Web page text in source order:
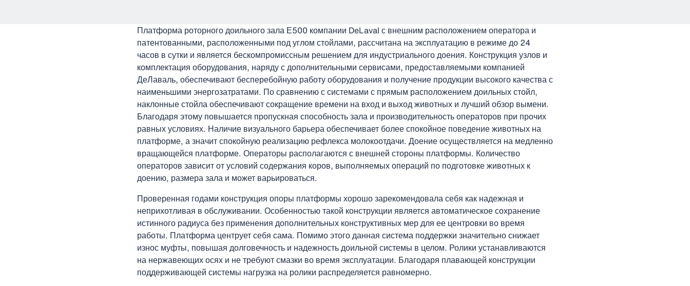
Платформа роторного доильного зала Е500 компании DeLaval с внешним расположением оператора и
патентованными, расположенными под углом стойлами, рассчитана на эксплуатацию в режиме до 24
часов в сутки и является бескомпромиссным решением для индустриального доения. Конструкция узлов и
комплектация оборудования, наряду с дополнительными сервисами, предоставляемыми компанией
ДеЛаваль, обеспечивают бесперебойную работу оборудования и получение продукции высокого качества с
наименьшими энергозатратами. По сравнению с системами с прямым расположением доильных стойл,
наклонные стойла обеспечивают сокращение времени на вход и выход животных и лучший обзор вымени.
Благодаря этому повышается пропускная способность зала и производительность операторов при прочих
равных условиях. Наличие визуального барьера обеспечивает более спокойное поведение животных на
платформе, а значит спокойную реализацию рефлекса молокоотдачи. Доение осуществляется на медленно
вращающейся платформе. Операторы располагаются с внешней стороны платформы. Количество
операторов зависит от условий содержания коров, выполняемых операций по подготовке животных к
доению, размера зала и может варьироваться.
Проверенная годами конструкция опоры платформы хорошо зарекомендовала себя как надежная и
неприхотливая в обслуживании. Особенностью такой конструкции является автоматическое сохранение
истинного радиуса без применения дополнительных конструктивных мер для ее центровки во время
работы. Платформа центрует себя сама. Помимо этого данная система поддержки значительно снижает
износ муфты, повышая долговечность и надежность доильной системы в целом. Ролики устанавливаются
на нержавеющих осях и не требуют смазки во время эксплуатации. Благодаря плавающей конструкции
поддерживающей системы нагрузка на ролики распределяется равномерно.